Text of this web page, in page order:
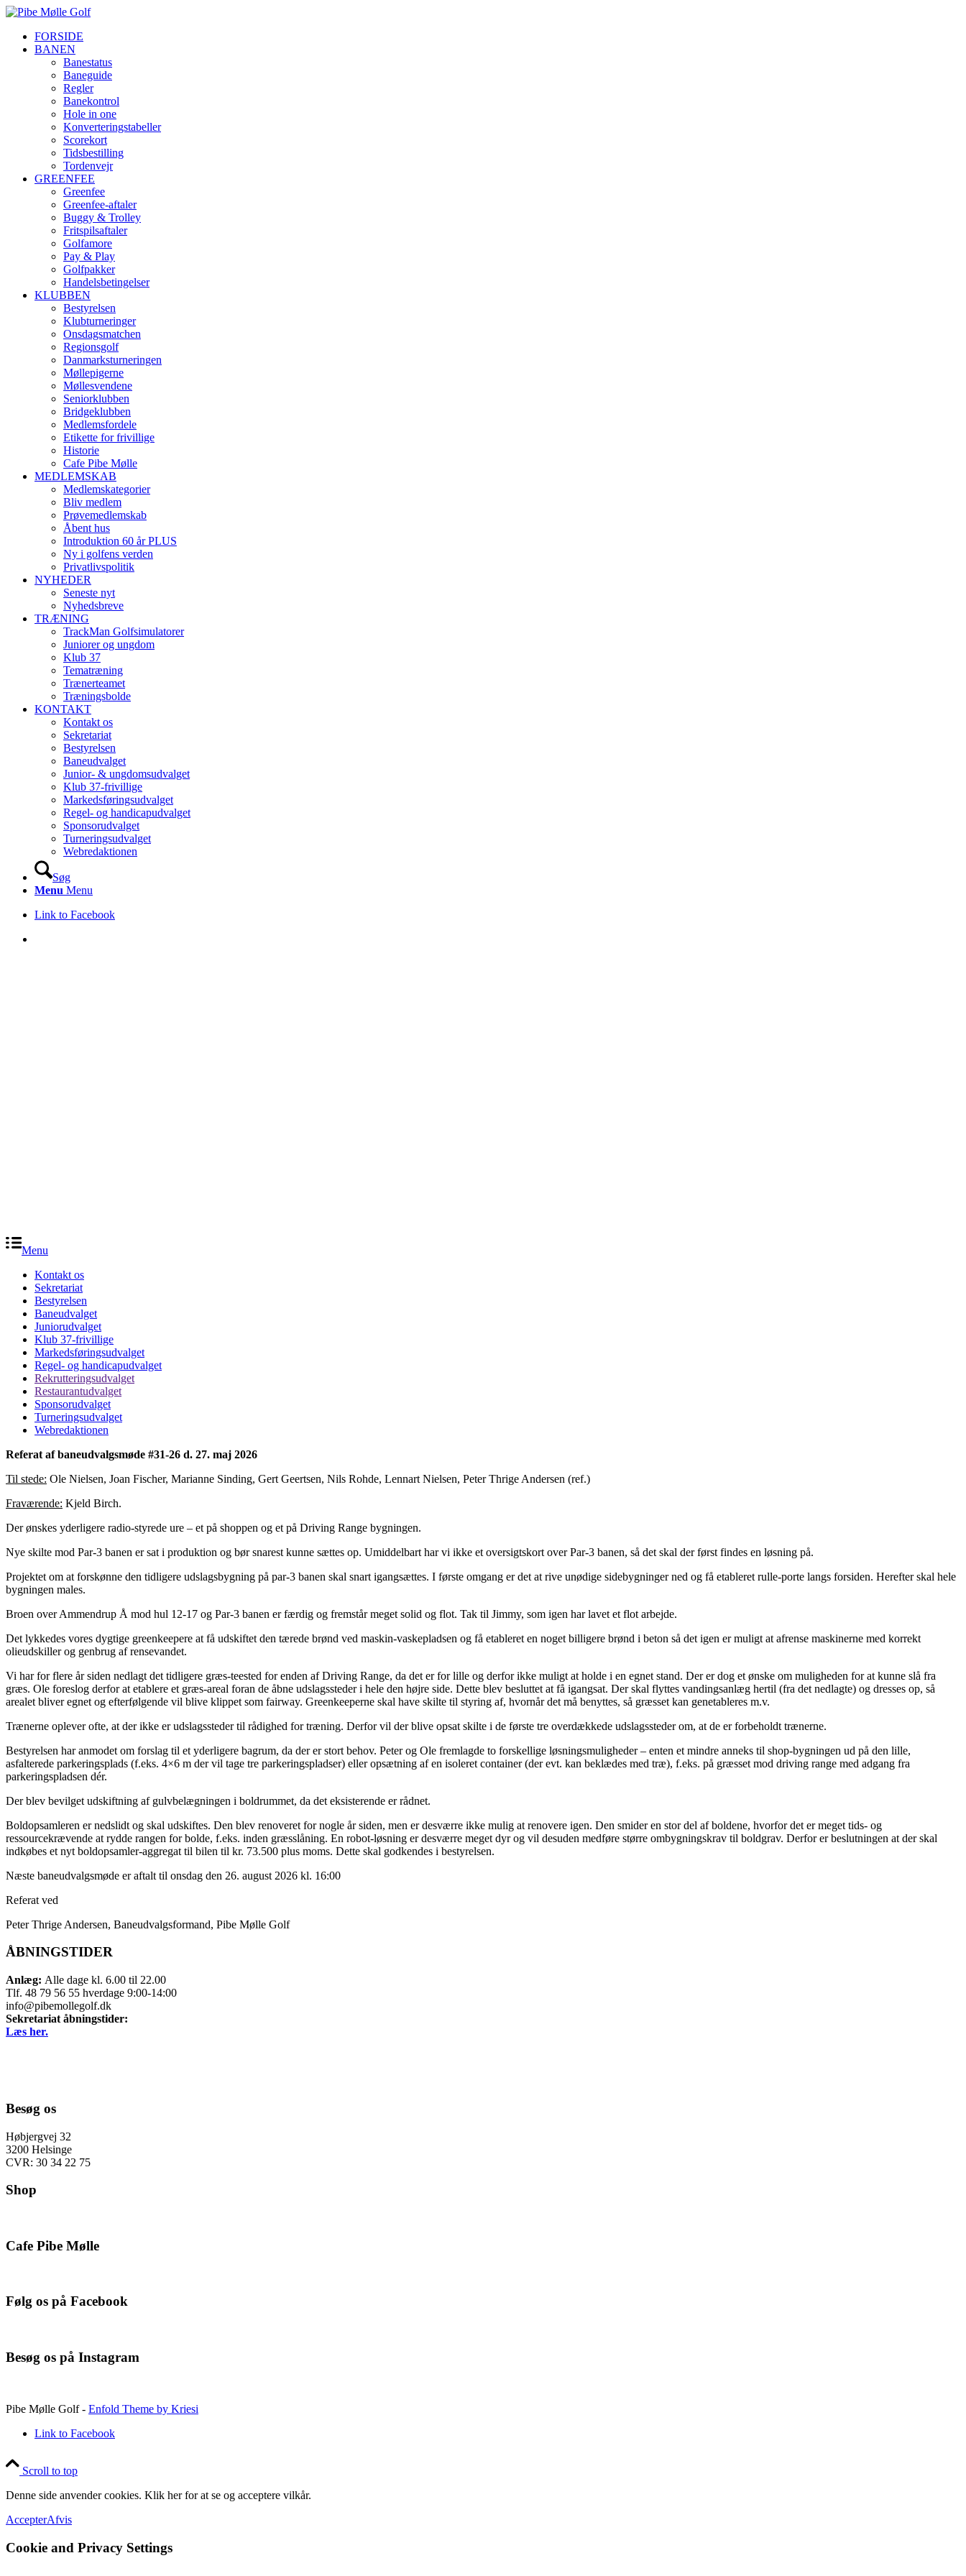
FORSIDE
BANEN
Banestatus
Baneguide
Regler
Banekontrol
Hole in one
Konverteringstabeller
Scorekort
Tidsbestilling
Tordenvejr
GREENFEE
Greenfee
Greenfee-aftaler
Buggy & Trolley
Fritspilsaftaler
Golfamore
Pay & Play
Golfpakker
Handelsbetingelser
KLUBBEN
Bestyrelsen
Klubturneringer
Onsdagsmatchen
Regionsgolf
Danmarksturneringen
Møllepigerne
Møllesvendene
Seniorklubben
Bridgeklubben
Medlemsfordele
Etikette for frivillige
Historie
Cafe Pibe Mølle
MEDLEMSKAB
Medlemskategorier
Bliv medlem
Prøvemedlemskab
Åbent hus
Introduktion 60 år PLUS
Ny i golfens verden
Privatlivspolitik
NYHEDER
Seneste nyt
Nyhedsbreve
TRÆNING
TrackMan Golfsimulatorer
Juniorer og ungdom
Klub 37
Tematræning
Trænerteamet
Træningsbolde
KONTAKT
Kontakt os
Sekretariat
Bestyrelsen
Baneudvalget
Junior- & ungdomsudvalget
Klub 37-frivillige
Markedsføringsudvalget
Regel- og handicapudvalget
Sponsorudvalget
Turneringsudvalget
Webredaktionen
Søg
Menu Menu
Link to Facebook
Menu
Kontakt os
Sekretariat
Bestyrelsen
Baneudvalget
Juniorudvalget
Klub 37-frivillige
Markedsføringsudvalget
Regel- og handicapudvalget
Rekrutteringsudvalget
Restaurantudvalget
Sponsorudvalget
Turneringsudvalget
Webredaktionen
Referat af baneudvalgsmøde #31-26 d. 27. maj 2026
Til stede: Ole Nielsen, Joan Fischer, Marianne Sinding, Gert Geertsen, Nils Rohde, Lennart Nielsen, Peter Thrige Andersen (ref.)
Fraværende: Kjeld Birch.
Der ønskes yderligere radio-styrede ure – et på shoppen og et på Driving Range bygningen.
Nye skilte mod Par-3 banen er sat i produktion og bør snarest kunne sættes op. Umiddelbart har vi ikke et oversigtskort over Par-3 banen, så det skal der først findes en løsning på.
Projektet om at forskønne den tidligere udslagsbygning på par-3 banen skal snart igangsættes. I første omgang er det at rive unødige sidebygninger ned og få etableret rulle-porte langs forsiden. Herefter skal hele
bygningen males.
Broen over Ammendrup Å mod hul 12-17 og Par-3 banen er færdig og fremstår meget solid og flot. Tak til Jimmy, som igen har lavet et flot arbejde.
Det lykkedes vores dygtige greenkeepere at få udskiftet den tærede brønd ved maskin-vaskepladsen og få etableret en noget billigere brønd i beton så det igen er muligt at afrense maskinerne med korrekt
olieudskiller og genbrug af rensevandet.
Vi har for flere år siden nedlagt det tidligere græs-teested for enden af Driving Range, da det er for lille og derfor ikke muligt at holde i en egnet stand. Der er dog et ønske om muligheden for at kunne slå fra
græs. Ole foreslog derfor at etablere et græs-areal foran de åbne udslagssteder i hele den højre side. Dette blev besluttet at få igangsat. Der skal flyttes vandingsanlæg hertil (fra det nedlagte) og dresses op, så
arealet bliver egnet og efterfølgende vil blive klippet som fairway. Greenkeeperne skal have skilte til styring af, hvornår det må benyttes, så græsset kan genetableres m.v.
Trænerne oplever ofte, at der ikke er udslagssteder til rådighed for træning. Derfor vil der blive opsat skilte i de første tre overdækkede udslagssteder om, at de er forbeholdt trænerne.
Bestyrelsen har anmodet om forslag til et yderligere bagrum, da der er stort behov. Peter og Ole fremlagde to forskellige løsningsmuligheder – enten et mindre anneks til shop-bygningen ud på den lille,
asfalterede parkeringsplads (f.eks. 4×6 m der vil tage tre parkeringspladser) eller opsætning af en isoleret container (der evt. kan beklædes med træ), f.eks. på græsset mod driving range med adgang fra
parkeringspladsen dér.
Der blev bevilget udskiftning af gulvbelægningen i boldrummet, da det eksisterende er rådnet.
Boldopsamleren er nedslidt og skal udskiftes. Den blev renoveret for nogle år siden, men er desværre ikke mulig at renovere igen. Den smider en stor del af boldene, hvorfor det er meget tids- og
ressourcekrævende at rydde rangen for bolde, f.eks. inden græsslåning. En robot-løsning er desværre meget dyr og vil desuden medføre større ombygningskrav til boldgrav. Derfor er beslutningen at der skal
indkøbes et nyt boldopsamler-aggregat til bilen til kr. 73.500 plus moms. Dette skal godkendes i bestyrelsen.
Næste baneudvalgsmøde er aftalt til onsdag den 26. august 2026 kl. 16:00
Referat ved
Peter Thrige Andersen, Baneudvalgsformand, Pibe Mølle Golf
ÅBNINGSTIDER
Anlæg: Alle dage kl. 6.00 til 22.00
Tlf. 48 79 56 55 hverdage 9:00-14:00
info@pibemollegolf.dk
Sekretariat åbningstider:
Læs her.
Besøg os
Høbjergvej 32
3200 Helsinge
CVR: 30 34 22 75
Shop
Cafe Pibe Mølle
Følg os på Facebook
Besøg os på Instagram
Pibe Mølle Golf - Enfold Theme by Kriesi
Link to Facebook
Scroll to top
Denne side anvender cookies. Klik her for at se og acceptere vilkår.
AccepterAfvis
Cookie and Privacy Settings